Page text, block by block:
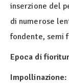
inserzione del
di numerose
fondente, semi
Epoca di
Impollinazione: